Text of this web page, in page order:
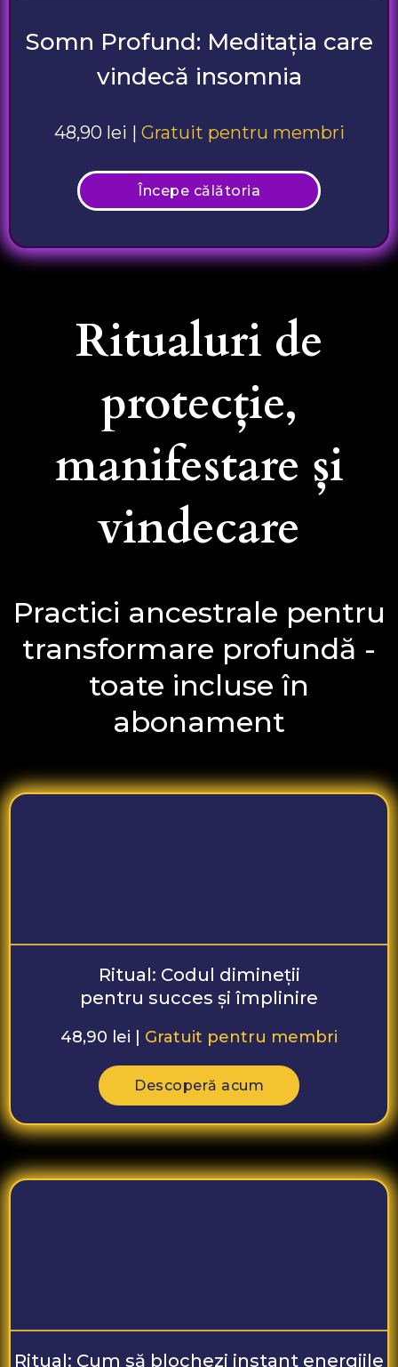
Somn Profund: Meditația care
vindecă insomnia
48,90 lei | Gratuit pentru membri
Începe călătoria
Ritualuri de
protecție,
manifestare și
vindecare
Practici ancestrale pentru
transformare profundă -
toate incluse în
abonament
Ritual: Codul dimineții
pentru succes și împlinire
48,90 lei | Gratuit pentru membri
Descoperă acum
Ritual: Cum să blochezi instant energiile